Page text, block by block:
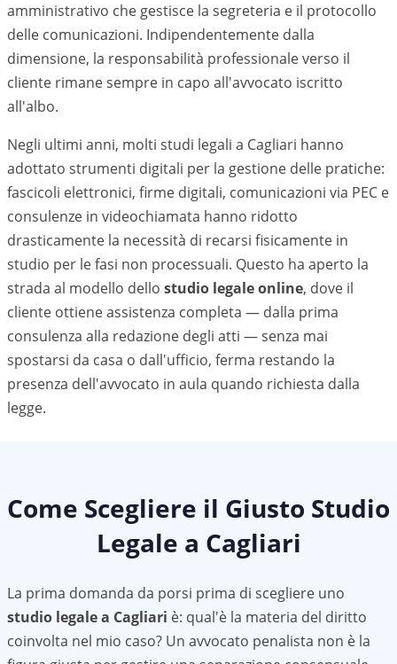
amministrativo che gestisce la segreteria e il protocollo
delle comunicazioni. Indipendentemente dalla
dimensione, la responsabilità professionale verso il
cliente rimane sempre in capo all'avvocato iscritto
all'albo.
Negli ultimi anni, molti studi legali a Cagliari hanno
adottato strumenti digitali per la gestione delle pratiche:
fascicoli elettronici, firme digitali, comunicazioni via PEC e
consulenze in videochiamata hanno ridotto
drasticamente la necessità di recarsi fisicamente in
studio per le fasi non processuali. Questo ha aperto la
strada al modello dello studio legale online, dove il
cliente ottiene assistenza completa — dalla prima
consulenza alla redazione degli atti — senza mai
spostarsi da casa o dall'ufficio, ferma restando la
presenza dell'avvocato in aula quando richiesta dalla
legge.
Come Scegliere il Giusto Studio
Legale a Cagliari
La prima domanda da porsi prima di scegliere uno
studio legale a Cagliari è: qual'è la materia del diritto
coinvolta nel mio caso? Un avvocato penalista non è la